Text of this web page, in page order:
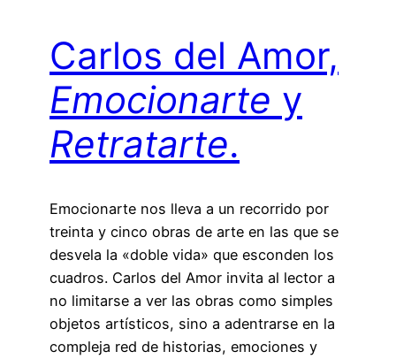
Carlos del Amor,
Emocionarte y
Retratarte.
Emocionarte nos lleva a un recorrido por
treinta y cinco obras de arte en las que se
desvela la «doble vida» que esconden los
cuadros. Carlos del Amor invita al lector a
no limitarse a ver las obras como simples
objetos artísticos, sino a adentrarse en la
compleja red de historias, emociones y